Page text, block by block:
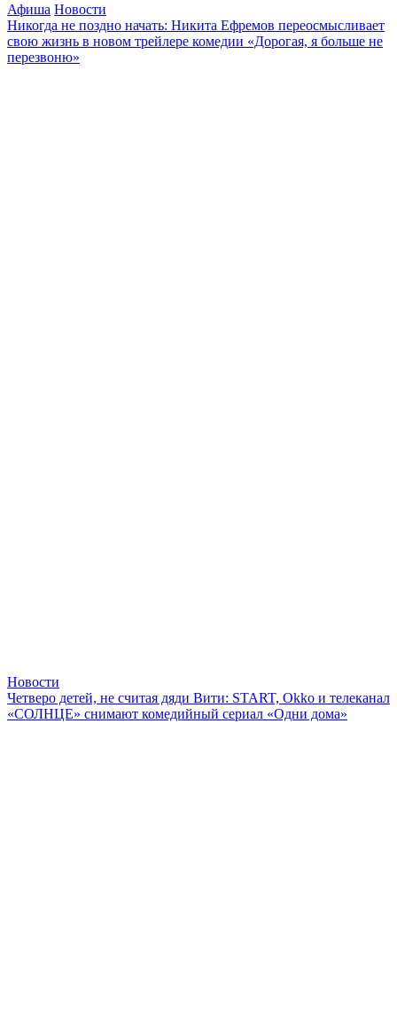
Афиша Новости
Никогда не поздно начать: Никита Ефремов переосмысливает
свою жизнь в новом трейлере комедии «Дорогая, я больше не
перезвоню»
Новости
Четверо детей, не считая дяди Вити: START, Okko и телеканал
«СОЛНЦЕ» снимают комедийный сериал «Одни дома»